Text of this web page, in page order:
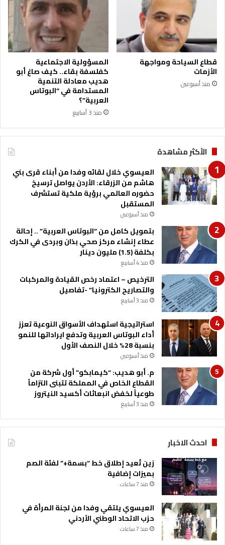
ئ
ة
خ
ل
ا
ل
ي
قطاع السياحة ومواجهة
الأزمات
منذ أسبوعين
المسؤولية الاجتماعية
كفلسفة بقاء.. كيف صاغ أبو
هديب معادلة التنمية
المستدامة في “البوتاس
العربية”؟
منذ 3 أسابيع
الأكثر مشاهدة
العيسوي خلال لقائه وفدا من أبناء قرى بني
هاشم من الزرقاء: الأردن يواصل ترسيخ
حضوره العالمي برؤية ملكية تستشرف
المستقبل
منذ أسبوعين
بتمويل كامل من “البوتاس العربية” .. إحالة
عطاء إنشاء مركز صحي بذان وبردى في الكرك
بكلفة (1.5) مليون دينار
منذ 4 أسابيع
الترخيص – اعتماد رخص القيادة والمركبات
والتصاريح الكترونيا” -تفاصيل
منذ 3 أسابيع
استراتيجية استهداف الأسواق النوعية تعزز
أداء البوتاس العربية وتدفع ايراداتها للنمو
بنسبة 28% خلال النصف الأول
منذ أسبوعين
م. أبو هديب: “كيمابكو” أول شركة من
القطاع الخاص في المملكة تتبنى التزاماً
طوعياً لخفض انبعاثات أكسيد النيتروز
منذ 3 أسابيع
احدث الاخبار
زين تُعيد إطلاق خط “بسمة+” لفئة الصم
بميزات إضافية
منذ 7 ساعات
العيسوي يلتقي وفدا من لجنة المرأة في
حزب الاتحاد الوطني الأردني
منذ 7 ساعات